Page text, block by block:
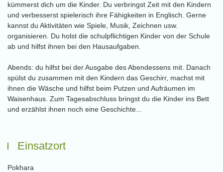
kümmerst dich um die Kinder. Du verbringst Zeit mit den Kindern
und verbesserst spielerisch ihre Fähigkeiten in Englisch. Gerne
kannst du Aktivitäten wie Spiele, Musik, Zeichnen usw.
organisieren. Du holst die schulpflichtigen Kinder von der Schule
ab und hilfst ihnen bei den Hausaufgaben.
Abends: du hilfst bei der Ausgabe des Abendessens mit. Danach
spülst du zusammen mit den Kindern das Geschirr, machst mit
ihnen die Wäsche und hilfst beim Putzen und Aufräumen im
Waisenhaus. Zum Tagesabschluss bringst du die Kinder ins Bett
und erzählst ihnen noch eine Geschichte...
Einsatzort
Pokhara